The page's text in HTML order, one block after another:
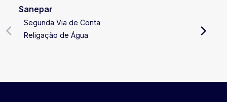
Sanepar
Segunda Via de Conta
Religação de Água